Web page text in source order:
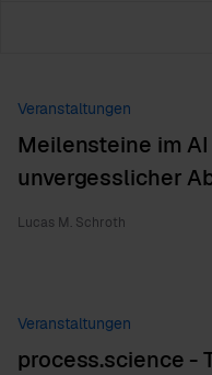
Veranstaltungen
Meilensteine im
unvergesslicher
Lucas M. Schroth
Veranstaltungen
process.science -